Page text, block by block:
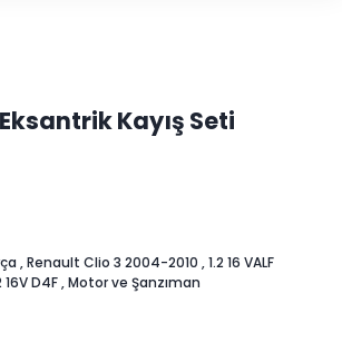
Kayış Seti
,Renault Clio 3 2004-2010 ,1.2 16 VALF
16V D4F,Motor ve Şanzıman